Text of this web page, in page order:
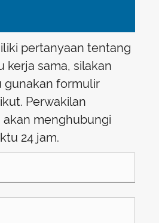
pertanyaan tentang
kerja sama, silakan
gunakan formulir
Perwakilan
menghubungi
24 jam.